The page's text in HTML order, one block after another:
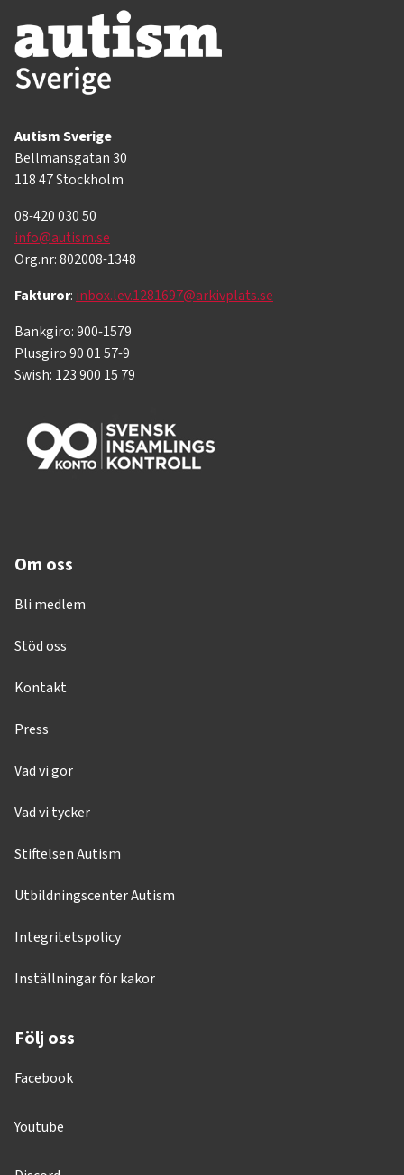
Autism Sverige
Bellmansgatan 30
118 47 Stockholm
08-420 030 50
info@autism.se
Org.nr: 802008-1348
Fakturor: inbox.lev.1281697@arkivplats.se
Bankgiro: 900-1579
Plusgiro 90 01 57-9
Swish: 123 900 15 79
Om oss
Bli medlem
Stöd oss
Kontakt
Press
Vad vi gör
Vad vi tycker
Stiftelsen Autism
Utbildningscenter Autism
Integritetspolicy
Inställningar för kakor
Följ oss
Facebook
Youtube